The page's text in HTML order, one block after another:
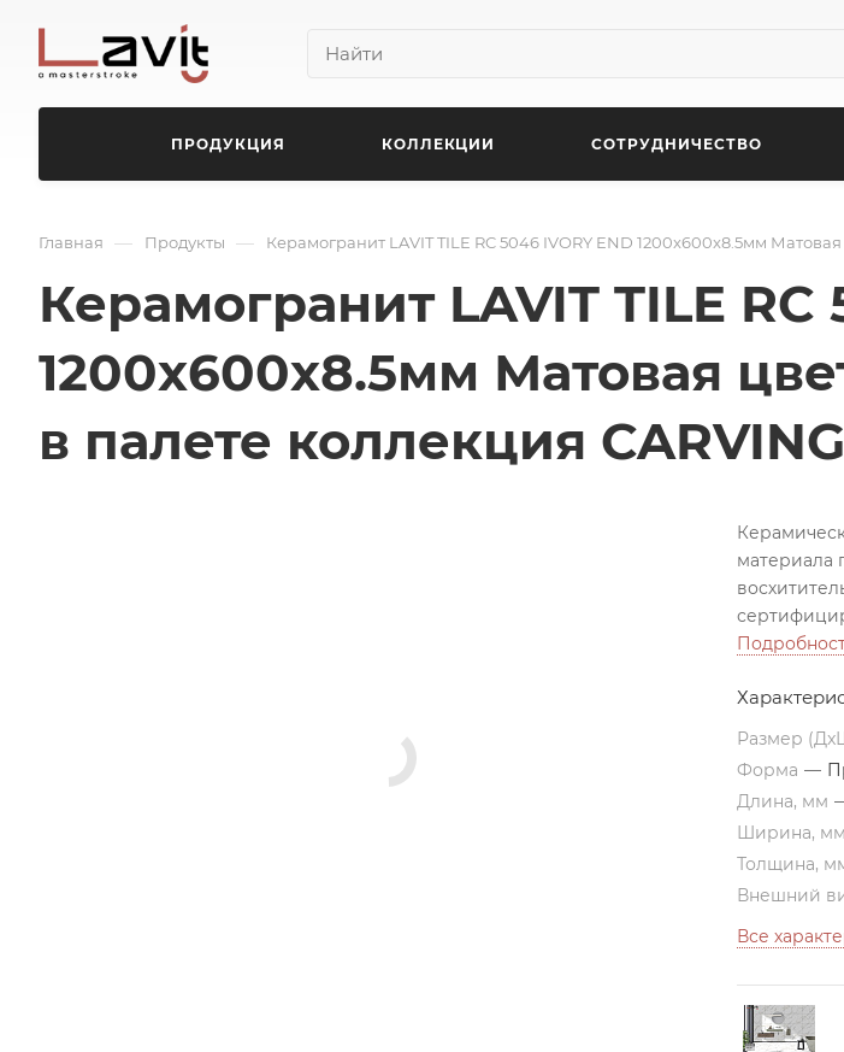
ПРОДУКЦИЯ КОЛЛЕКЦИИ СОТРУДНИЧЕСТВО
Главная — Продукты — Керамогранит LAVIT TILE RC 5046 IVORY END 1200x600x8.5мм
Керамогранит LAVIT TILE RC
1200x600x8.5мм Матовая
в палете коллекция CARVING
материала
высочайшее
Размер
Форма —
Длина, мм
Ширина, мм
Толщина,
Внешний
Все